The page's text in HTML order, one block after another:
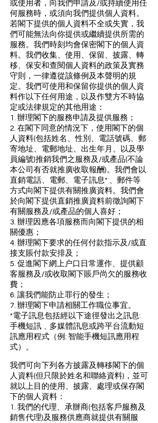
或使用者，向我們申請及/或持續使用任
何服務時，或須向我們提供個人資料。
若閣下提供的個人資料不全或失實，我
們可能無法向你提供或繼續提供所需的
服務。我們時刻均會保密閣下的個人資
料。我們收集、使用、保留、披露、轉
移、保安和查閱個人資料的政策及實務
守則，一律遵從該條例及本聲明的規
定。我們可使用和保留你提供的個人資
料作以下任何用途，以及作雙方不時協
定或法律規定的其他用途：
1. 辦理閣下的服務申請及提供服務；
2. 在閣下同意的情況下，使用閣下的個
人資料(包括姓名、性別、電話號碼、郵
寄地址、電郵地址、出生年月、以及學
員編號)推銷我們之服務及/或產品(不論
本公司有否就推廣收取報酬)。我們會以
直銷電話、電郵、電子訊息* 、郵件等
方式向閣下提供有關推廣資料。我們會
於向閣下提供直銷推廣資料前徵詢閣下
有關服務及/或產品的個人喜好；
3. 辦理因應各項服務而向閣下提供的相
關優惠；
4. 辦理閣下要求的任何付款指示及/或直
接支賬付款安排及；
5. 促進閣下網上户口日常運作、提供顧
客服務及/或收取閣下賬戶尚欠的服務收
費；
6. 讓我們能防止罪行的發生；
7. 辦理閣下申請相關工作職位事宜。
*電子訊息包括經以下途徑發出之訊息:
手機短訊﹑多媒體訊息或跨平台流動短
訊應用程式（例: 智能手機短訊應用程
式）。
我們可向下列各方披露及轉移閣下的個
人資料(但只限於姓名和聯絡資料)，並可
就以上目的使用、披露、處理或保存閣
下的個人資料：
1. 我們的代理、承辦商(包括客戶服務及
銷售代理)及服務供應商就提供有關服